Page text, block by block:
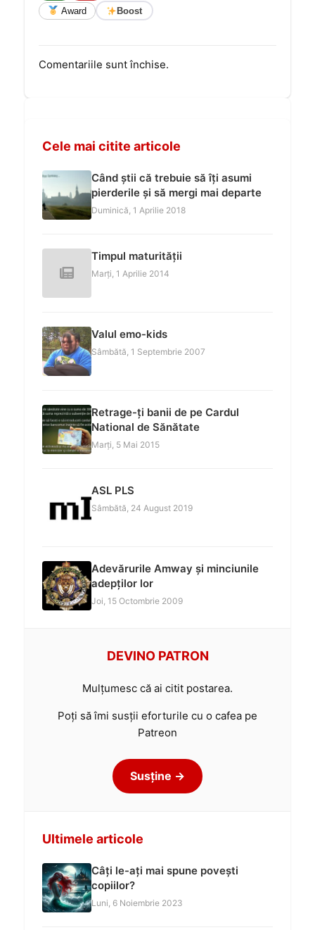
Award Boost
Comentariile sunt închise.
Cele mai citite articole
Când știi că trebuie să îți asumi
pierderile și să mergi mai departe
Duminică, 1 Aprilie 2018
Timpul maturității
Marți, 1 Aprilie 2014
Valul emo-kids
Sâmbătă, 1 Septembrie 2007
Retrage-ți banii de pe Cardul
National de Sănătate
Marți, 5 Mai 2015
ASL PLS
Sâmbătă, 24 August 2019
Adevărurile Amway și minciunile
adepților lor
Joi, 15 Octombrie 2009
DEVINO PATRON
Mulțumesc că ai citit postarea.
Poți să îmi susții eforturile cu o cafea pe
Patreon
Susține →
Ultimele articole
Câți le-ați mai spune povești
copiilor?
Luni, 6 Noiembrie 2023